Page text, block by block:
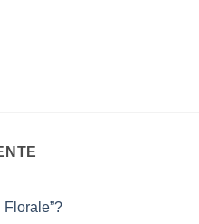
Florale”?